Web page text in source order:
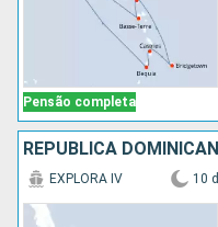
Pensão completa
EXPLORA IV 10 d